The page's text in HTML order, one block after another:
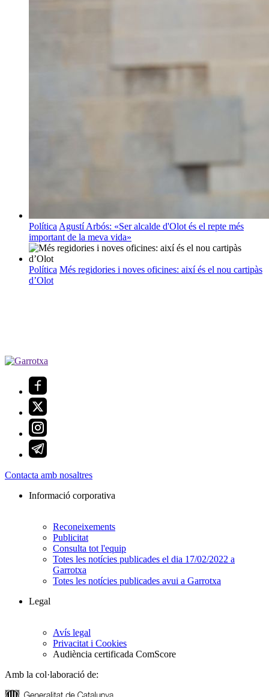
Política Agustí Arbós: «Ser alcalde d'Olot és el repte més
important de la meva vida»
Política Més regidories i noves oficines: així és el nou cartipàs
d’Olot
Contacta amb nosaltres
Informació corporativa
Reconeixements
Publicitat
Consulta tot l'equip
Totes les notícies publicades el dia 17/02/2022 a
Garrotxa
Totes les notícies publicades avui a Garrotxa
Legal
Avís legal
Privacitat i Cookies
Audiència certificada ComScore
Amb la col·laboració de: